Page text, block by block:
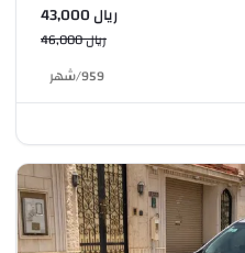
ريال 43,000
ريال 46,000
959
/شهر